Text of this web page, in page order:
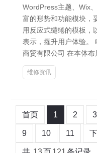
WordPress主题、Wix
富的形势和功能模块，
用反应式缱绻的模板，
表示，擢升用户体验。
商贸有限公司 在本体布
维修资讯
首页 1 2 3
9 10 11